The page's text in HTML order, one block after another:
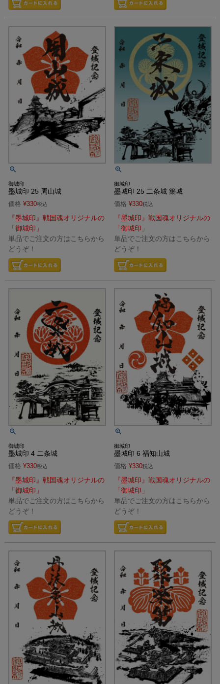
御城印
墨城印 25 周山城
価格 ¥330税込
『墨城印』戦国魂オリジナルの
「御城印」
単品でご注文の方はこちらから
どうぞ！
御城印
墨城印 25 二条城 築城
価格 ¥330税込
『墨城印』戦国魂オリジナルの
「御城印」
単品でご注文の方はこちらから
どうぞ！
御城印
墨城印 4 二条城
価格 ¥330税込
『墨城印』戦国魂オリジナルの
「御城印」
単品でご注文の方はこちらから
どうぞ！
御城印
墨城印 6 福知山城
価格 ¥330税込
『墨城印』戦国魂オリジナルの
「御城印」
単品でご注文の方はこちらから
どうぞ！